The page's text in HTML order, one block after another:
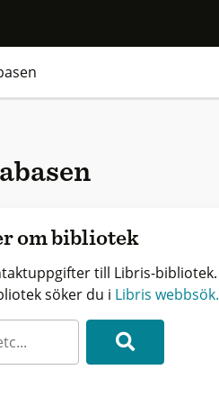
om bibliotek
till Libris-bibliotek.
söker du i Libris webbsök.